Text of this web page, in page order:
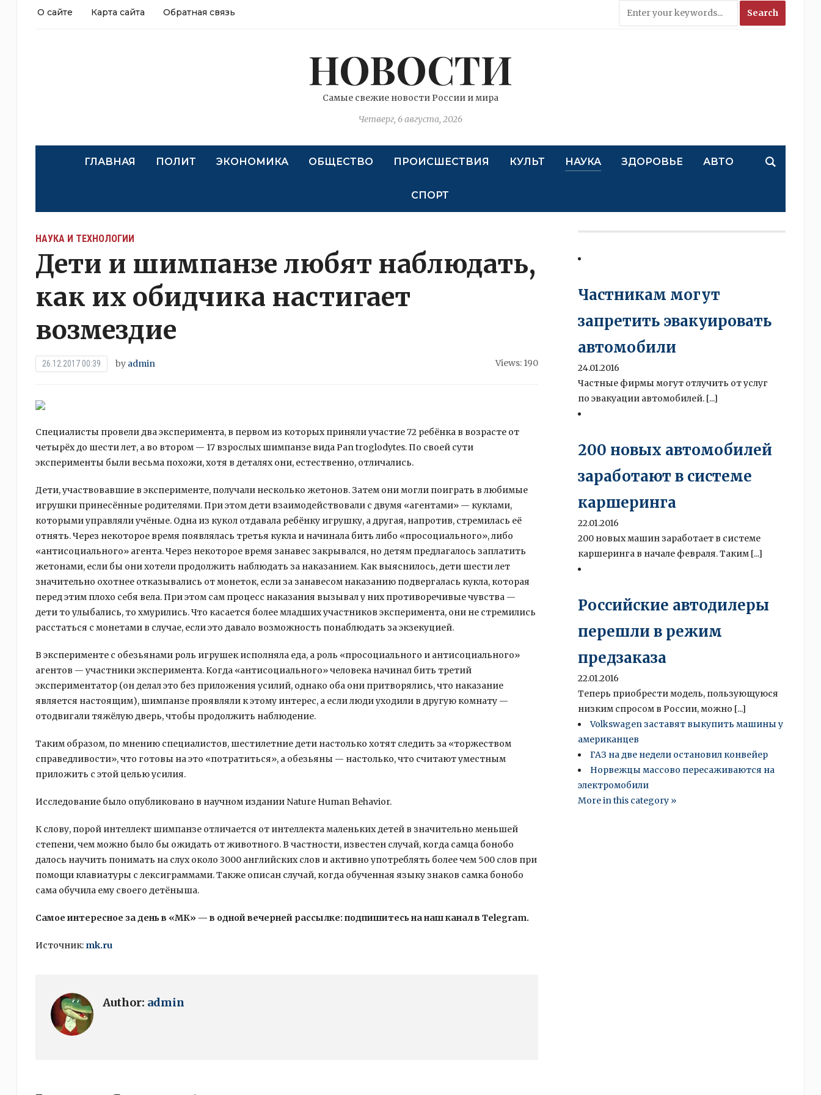
О сайте Карта сайта Обратная связь
НОВОСТИ
Самые свежие новости России и мира
Четверг, 6 августа, 2026
ГЛАВНАЯ ПОЛИТ ЭКОНОМИКА ОБЩЕСТВО ПРОИСШЕСТВИЯ КУЛЬТ НАУКА ЗДОРОВЬЕ АВТО
СПОРТ
НАУКА И ТЕХНОЛОГИИ
Дети и шимпанзе любят наблюдать,
как их обидчика настигает
возмездие
26.12.2017 00:39 by admin Views: 190
Специалисты провели два эксперимента, в первом из которых приняли участие 72 ребёнка в возрасте от
четырёх до шести лет, а во втором — 17 взрослых шимпанзе вида Pan troglodytes. По своей сути
эксперименты были весьма похожи, хотя в деталях они, естественно, отличались.
Дети,участвовавшие в эксперименте, получали несколько жетонов. Затем они могли поиграть в любимые
игрушки принесённые родителями. При этом дети взаимодействовали с двумя «агентами» — куклами,
которыми управляли учёные. Одна из кукол отдавала ребёнку игрушку, а другая, напротив, стремилась её
отнять. Через некоторое время появлялась третья кукла и начинала бить либо «просоциального», либо
«антисоциального» агента. Через некоторое время занавес закрывался, но детям предлагалось заплатить
жетонами, если бы они хотели продолжить наблюдать за наказанием. Как выяснилось, дети шести лет
значительно охотнее отказывались от монеток, если за занавесом наказанию подвергалась кукла, которая
перед этим плохо себя вела. При этом сам процесс наказания вызывал у них противоречивые чувства —
дети то улыбались, то хмурились. Что касается более младших участников эксперимента, они не стремились
расстаться с монетами в случае, если это давало возможность понаблюдать за экзекуцией.
В эксперименте с обезьянами роль игрушек исполняла еда, а роль «просоциального и антисоциального»
агентов — участники эксперимента. Когда «антисоциального» человека начинал бить третий
экспериментатор (он делал это без приложения усилий, однако оба они притворялись, что наказание
является настоящим), шимпанзе проявляли к этому интерес, а если люди уходили в другую комнату —
отодвигали тяжёлую дверь, чтобы продолжить наблюдение.
Таким образом, по мнению специалистов, шестилетние дети настолько хотят следить за «торжеством
справедливости», что готовы на это «потратиться», а обезьяны — настолько, что считают уместным
приложить с этой целью усилия.
Исследование было опубликовано в научном издании Nature Human Behavior.
К слову, порой интеллект шимпанзе отличается от интеллекта маленьких детей в значительно меньшей
степени, чем можно было бы ожидать от животного. В частности, известен случай, когда самца бонобо
далось научить понимать на слух около 3000 английских слов и активно употреблять более чем 500 слов при
помощи клавиатуры с лексиграммами. Также описан случай, когда обученная языку знаков самка бонобо
сама обучила ему своего детёныша.
Самое интересное за день в «МК» — в одной вечерней рассылке: подпишитесь на наш канал в Telegram.
Источник: mk.ru
Author: admin
Частникам могут
запретить эвакуировать
автомобили
24.01.2016
Частные фирмы могут отлучить от услуг
по эвакуации автомобилей. [...]
200 новых автомобилей
заработают в системе
каршеринга
22.01.2016
200 новых машин заработает в системе
каршеринга в начале февраля. Таким [...]
Российские автодилеры
перешли в режим
предзаказа
22.01.2016
Теперь приобрести модель, пользующуюся
низким спросом в России, можно [...]
Volkswagen заставят выкупить машины у
американцев
ГАЗ на две недели остановил конвейер
Норвежцы массово пересаживаются на
электромобили
More in this category »